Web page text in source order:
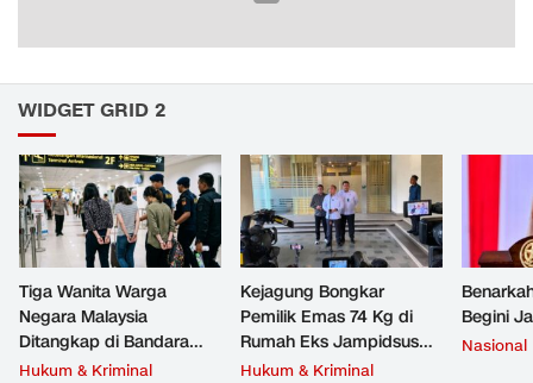
WIDGET GRID 2
Tiga Wanita Warga
Negara Malaysia
Ditangkap di Bandara
Soetta, Bawa Beragam
Hukum & Kriminal
Kejagung Bongkar
Pemilik Emas 74 Kg di
Rumah Eks Jampidsus
Febrie Adriansyah
Hukum & Kriminal
Begini
Nasional